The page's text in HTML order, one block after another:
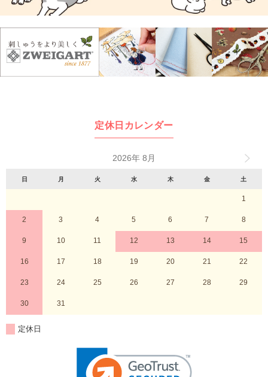
定休日カレンダー
2026年 8月
日 月 火 水 木 金 土
1
2 3 4 5 6 7 8
9 10 11 12 13 14 15
16 17 18 19 20 21 22
23 24 25 26 27 28 29
30 31
定休日